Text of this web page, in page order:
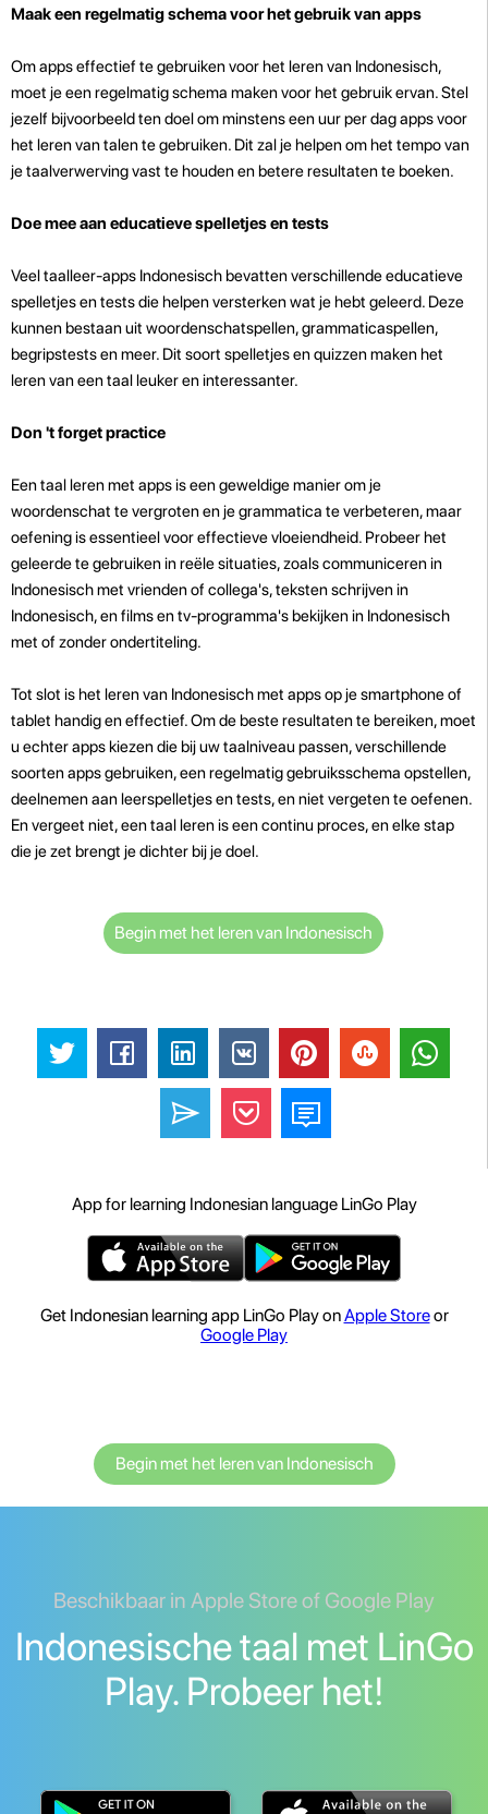
Maak een regelmatig schema voor het gebruik van apps
Om apps effectief te gebruiken voor het leren van Indonesisch,
moet je een regelmatig schema maken voor het gebruik ervan. Stel
jezelf bijvoorbeeld ten doel om minstens een uur per dag apps voor
het leren van talen te gebruiken. Dit zal je helpen om het tempo van
je taalverwerving vast te houden en betere resultaten te boeken.
Doe mee aan educatieve spelletjes en tests
Veel taalleer-apps Indonesisch bevatten verschillende educatieve
spelletjes en tests die helpen versterken wat je hebt geleerd. Deze
kunnen bestaan uit woordenschatspellen, grammaticaspellen,
begripstests en meer. Dit soort spelletjes en quizzen maken het
leren van een taal leuker en interessanter.
Don 't forget practice
Een taal leren met apps is een geweldige manier om je
woordenschat te vergroten en je grammatica te verbeteren, maar
oefening is essentieel voor effectieve vloeiendheid. Probeer het
geleerde te gebruiken in reële situaties, zoals communiceren in
Indonesisch met vrienden of collega's, teksten schrijven in
Indonesisch, en films en tv-programma's bekijken in Indonesisch
met of zonder ondertiteling.
Tot slot is het leren van Indonesisch met apps op je smartphone of
tablet handig en effectief. Om de beste resultaten te bereiken, moet
u echter apps kiezen die bij uw taalniveau passen, verschillende
soorten apps gebruiken, een regelmatig gebruiksschema opstellen,
deelnemen aan leerspelletjes en tests, en niet vergeten te oefenen.
En vergeet niet, een taal leren is een continu proces, en elke stap
die je zet brengt je dichter bij je doel.
Begin met het leren van Indonesisch
App for learning Indonesian language LinGo Play
Get Indonesian learning app LinGo Play onApple Storeor
Google Play
Begin met het leren van Indonesisch
Beschikbaar in Apple Store of Google Play
Indonesische taal met LinGo
Play. Probeer het!